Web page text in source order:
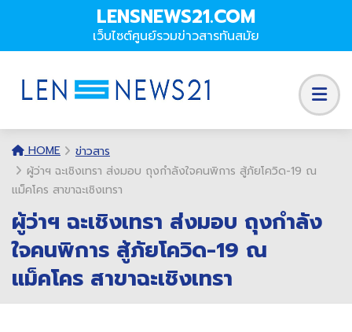
LENSNEWS21.COM
เว็บไซต์ศูนย์รวมข่าวสารทันสมัย
HOME
ข่าวสาร
ผู้ว่าฯ ฉะเชิงเทรา ส่งมอบ ถุงกำลังใจคนพิการ สู้ภัยโควิด-19 ณ
แม็คโคร สาขาฉะเชิงเทรา
ผู้ว่าฯ ฉะเชิงเทรา ส่งมอบ ถุงกำลัง
ใจคนพิการ สู้ภัยโควิด-19 ณ
แม็คโคร สาขาฉะเชิงเทรา